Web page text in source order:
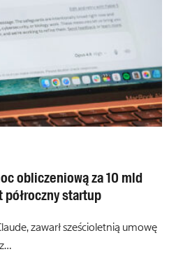
obliczeniową za 10 mld
startup
zawarł sześcioletnią umowę